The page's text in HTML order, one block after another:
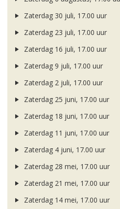
Zaterdag 30 juli, 17.00 uur
Zaterdag 23 juli, 17.00 uur
Zaterdag 16 juli, 17.00 uur
Zaterdag 9 juli, 17.00 uur
Zaterdag 2 juli, 17.00 uur
Zaterdag 25 juni, 17.00 uur
Zaterdag 18 juni, 17.00 uur
Zaterdag 11 juni, 17.00 uur
Zaterdag 4 juni, 17.00 uur
Zaterdag 28 mei, 17.00 uur
Zaterdag 21 mei, 17.00 uur
Zaterdag 14 mei, 17.00 uur